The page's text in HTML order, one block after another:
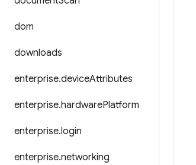
dom
downloads
enterprise.deviceAttributes
enterprise.hardwarePlatform
enterprise.login
enterprise.networking